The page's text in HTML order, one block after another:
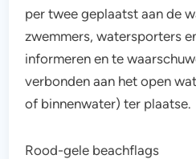
per twee geplaatst aan de
zwemmers, watersporters
informeren en te
verbonden aan het open
of binnenwater) ter plaatse.
Rood-gele beachflags